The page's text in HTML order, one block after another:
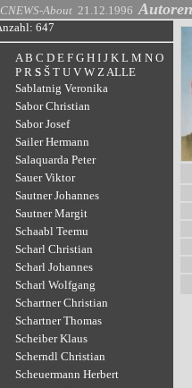
About 21.12.1996 Autoren
647
A B C D E F G H I J K L M N O
P R S Š T U V W ZALLE
Sablatnig Veronika
Sabor Christian
Sabor Josef
Sailer Hermann
Salaquarda Peter
Sauer Viktor
Sautner Johannes
Sautner Margit
Schaabl Teemu
Scharl Christian
Scharl Johannes
Scharl Wolfgang
Schartner Christian
Schartner Thomas
Scheiber Klaus
Scherndl Christian
Scheuermann Herbert